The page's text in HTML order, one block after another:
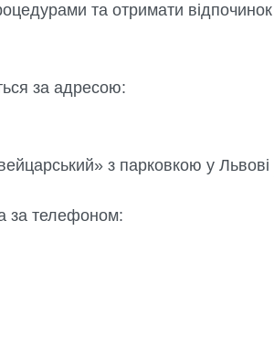
та отримати
за адресою:
з парковкою у Львові
за телефоном: